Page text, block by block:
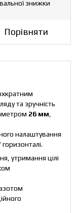
знижки
Порівняти
та зручність
26 мм
налаштування
утримання цілі